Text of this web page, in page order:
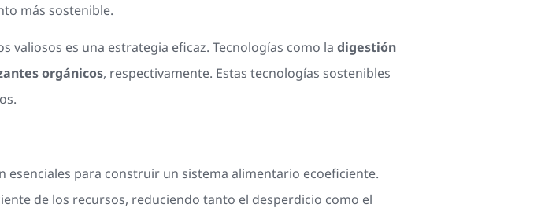
más sostenible.
valiosos es una estrategia eficaz. Tecnologías como la digestión
orgánicos, respectivamente. Estas tecnologías sostenibles
para construir un sistema alimentario ecoeficiente.
de los recursos, reduciendo tanto el desperdicio como el